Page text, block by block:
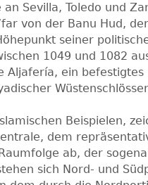
Sevilla, Toledo und
von der Banu Hud,
seiner
1049 und 1082
Aljafería, ein befestigtes
Beispielen,
dem
ab, der
sich Nord- und